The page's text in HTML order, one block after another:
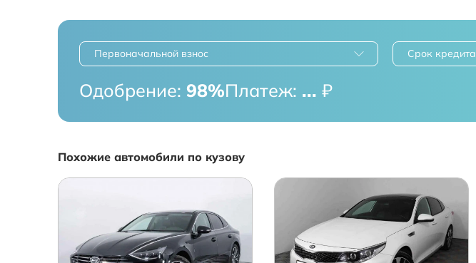
Первоначальной взнос Срок кредита
Одобрение: 98%Платеж: ... ₽
Похожие автомобили по кузову